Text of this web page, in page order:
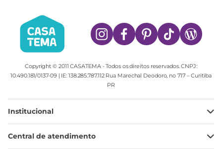
Copyright © 2011 CASATEMA - Todos os direitos reservados. CNPJ:
10.490.181/0137-09 | IE: 138.285.787.112 Rua Marechal Deodoro, no 717 – Curitiba
PR
Institucional
Minha Conta
Meus pedidos
Central de atendimento